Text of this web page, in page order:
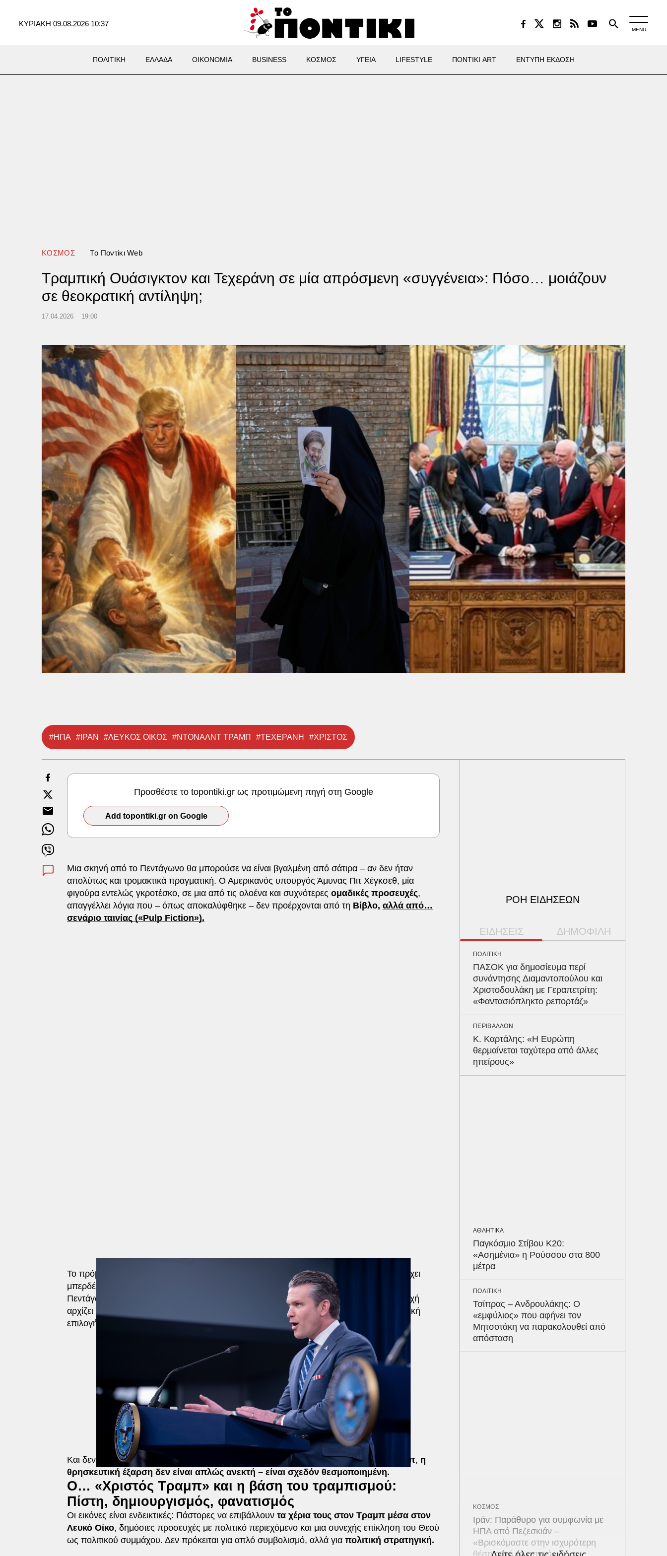
ΚΥΡΙΑΚΗ 09.08.2026 10:37
MENU
ΠΟΛΙΤΙΚΗ ΕΛΛΑΔΑ ΟΙΚΟΝΟΜΙΑ BUSINESS ΚΟΣΜΟΣ ΥΓΕΙΑ LIFESTYLE ΠΟΝΤΙΚΙ ART ΕΝΤΥΠΗ ΕΚΔΟΣΗ
ΚΟΣΜΟΣ Tο Ποντίκι Web
Τραμπική Ουάσιγκτον και Τεχεράνη σε μία απρόσμενη «συγγένεια»: Πόσο… μοιάζουν
σε θεοκρατική αντίληψη;
17.04.2026 19:00
#ΗΠΑ #ΙΡΑΝ #ΛΕΥΚΟΣ ΟΙΚΟΣ #ΝΤΟΝΑΛΝΤ ΤΡΑΜΠ #ΤΕΧΕΡΑΝΗ #ΧΡΙΣΤΟΣ
Προσθέστε το topontiki.gr ως προτιμώμενη πηγή στη Google
Add topontiki.gr on Google
Μια σκηνή από το Πεντάγωνο θα μπορούσε να είναι βγαλμένη από σάτιρα – αν δεν ήταν
απολύτως και τρομακτικά πραγματική. Ο Αμερικανός υπουργός Άμυνας Πιτ Χέγκσεθ, μία
φιγούρα εντελώς γκροτέσκο, σε μια από τις ολοένα και συχνότερες ομαδικές προσευχές,
απαγγέλλει λόγια που – όπως αποκαλύφθηκε – δεν προέρχονται από τη Βίβλο, αλλά από…
σενάριο ταινίας («Pulp Fiction»).
Το πρόβλημα δεν είναι τόσο η πηγή της έμπνευσης – αν και ο Χέγκσεθ είναι ικανός να έχει
μπερδέψει πραγματικά
τη Βίβλο με τα λόγια του Σάμιουελ Τζάκσον
Πεντάγωνο, το κατεξοχήν σύμβολο
της αμερικανικής στρατιωτικής ισχύος
, η προσευχή
αρχίζει να μοιάζει περισσότερο με
καθημερινή διοικητική πρακτικήπαρά με προσωπική
επιλογή.
Και δεν πρόκειται για μεμονωμένο περιστατικό. Στην Ουάσιγκτον του Ντόναλντ Τραμπ, η
θρησκευτική έξαρση δεν είναι απλώς ανεκτή – είναι σχεδόν θεσμοποιημένη.
Ο… «Χριστός Τραμπ» και η βάση του τραμπισμού:
Πίστη, δημιουργισμός, φανατισμός
Οι εικόνες είναι ενδεικτικές: Πάστορες να επιβάλλουν τα χέρια τους στον Τραμπ μέσα στον
Λευκό Οίκο, δημόσιες προσευχές με πολιτικό περιεχόμενο και μια συνεχής επίκληση του Θεού
ως πολιτικού συμμάχου. Δεν πρόκειται για απλό συμβολισμό, αλλά για πολιτική στρατηγική.
ΡΟΗ ΕΙΔΗΣΕΩΝ
ΕΙΔΗΣΕΙΣ ΔΗΜΟΦΙΛΗ
ΠΟΛΙΤΙΚΗ
ΠΑΣΟΚ για δημοσίευμα περί
συνάντησης Διαμαντοπούλου και
Χριστοδουλάκη με Γεραπετρίτη:
«Φαντασιόπληκτο ρεπορτάζ»
ΠΕΡΙΒΑΛΛΟΝ
Κ. Καρτάλης: «Η Ευρώπη
θερμαίνεται ταχύτερα από άλλες
ηπείρους»
ΑΘΛΗΤΙΚΑ
Παγκόσμιο Στίβου Κ20:
«Ασημένια» η Ρούσσου στα 800
μέτρα
ΠΟΛΙΤΙΚΗ
Τσίπρας – Ανδρουλάκης: Ο
«εμφύλιος» που αφήνει τον
Μητσοτάκη να παρακολουθεί από
απόσταση
ΚΟΣΜΟΣ
Ιράν: Παράθυρο για συμφωνία με
ΗΠΑ από Πεζεσκιάν –
«Βρισκόμαστε στην ισχυρότερη
θέση αυτή τη στιγμή»